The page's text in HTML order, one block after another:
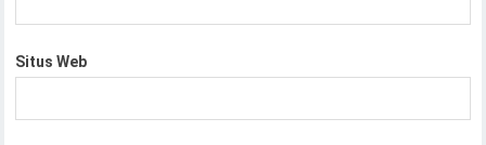
Situs Web